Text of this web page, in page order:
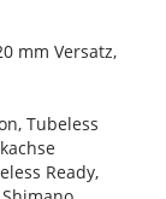
mm Versatz,
Tubeless
Ready,